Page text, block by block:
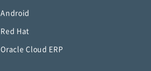
Android
Red Hat
Oracle Cloud ERP